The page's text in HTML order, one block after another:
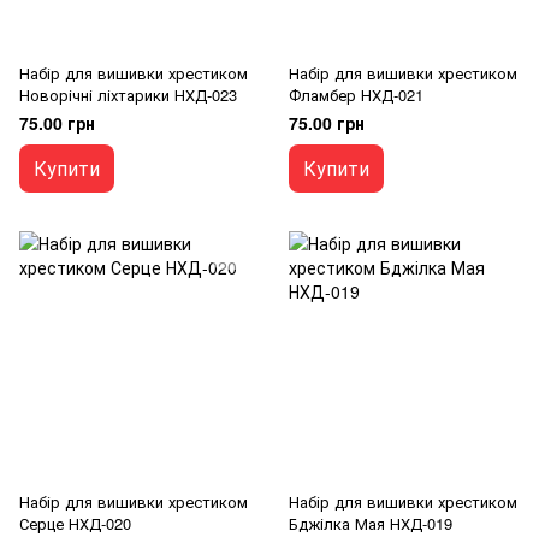
Набір для вишивки хрестиком
Новорічні ліхтарики НХД-023
75.00 грн
Купити
Набір для вишивки хрестиком
Фламбер НХД-021
75.00 грн
Купити
Набір для вишивки хрестиком
Серце НХД-020
Набір для вишивки хрестиком
Бджілка Мая НХД-019